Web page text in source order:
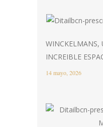
WINCKELMANS,
INCREIBLE
14 mayo, 2026